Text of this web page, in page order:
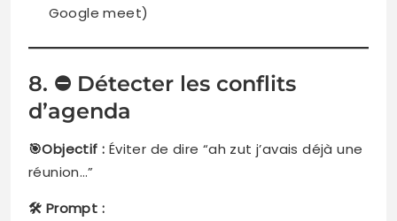
Google meet)
8. ⛔ Détecter les conflits
d’agenda
🎯Objectif : Éviter de dire “ah zut j’avais déjà une
réunion…”
🛠️ Prompt :